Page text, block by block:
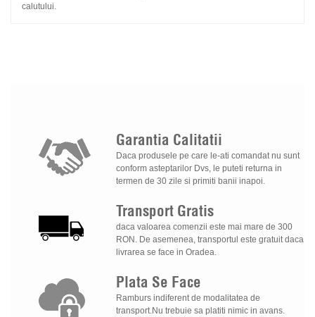
calutului.
Garantia Calitatii
Daca produsele pe care le-ati comandat nu sunt
conform asteptarilor Dvs, le puteti returna in
termen de 30 zile si primiti banii inapoi.
Transport Gratis
daca valoarea comenzii este mai mare de 300
RON. De asemenea, transportul este gratuit daca
livrarea se face in Oradea.
Plata Se Face
Ramburs indiferent de modalitatea de
transport.Nu trebuie sa platiti nimic in avans.